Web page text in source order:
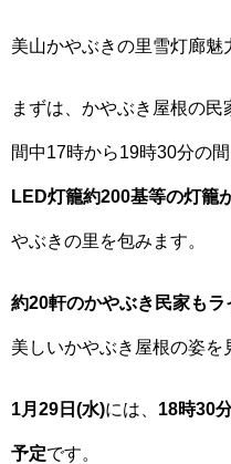
美山かやぶきの里雪灯廊魅
まずは、かやぶき屋根の
間中17時から19時30分の間
LED灯籠約200基等の灯籠
やぶきの里を包みます。
約20軒のかやぶき民家もラ
美しいかやぶき屋根の姿を
1月29日(水)には、 18時30
予定です。